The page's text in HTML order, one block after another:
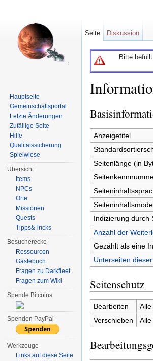
Bitte
Anzeigetitel
Seitenlänge (in
Indizierung durch
Anzahl der
Gezählt als eine
Unterseiten
Seitenschutz
Bearbeiten
Verschieben
Seite Diskussion
Hauptseite
Gemeinschaftsportal
Letzte Änderungen
Zufällige Seite
Hilfe
Qualitätssicherung
Spielwiese
Übersicht
Items
NPCs
Orte
Missionen
Quests
Tipps&Tricks
Besucherecke
Ressourcen
Gästebuch
Fragen zu Darkfleet
Fragen zum Wiki
Spende Bitcoins
Spenden PayPal
Werkzeuge
Links auf diese Seite